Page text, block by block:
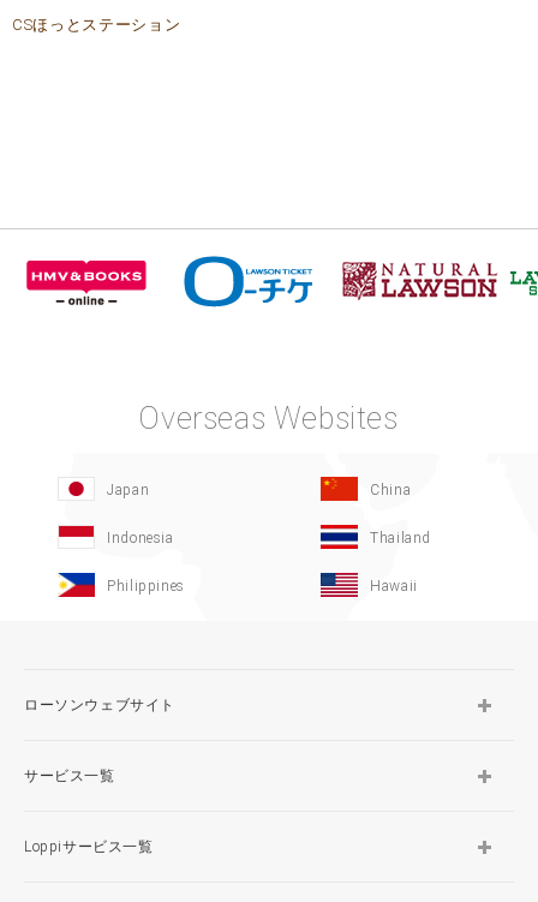
CSほっとステーション
Overseas Websites
Japan China
Indonesia Thailand
Philippines Hawaii
ローソンウェブサイト
サービス一覧
Loppiサービス一覧